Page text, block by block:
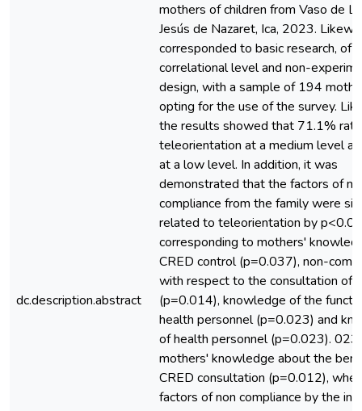
dc.description.abstract
mothers of children from Vaso de
Jesús de Nazaret, Ica, 2023.
corresponded to basic research, of
correlational level and non-
design, with a sample of 194
opting for the use of the survey.
the results showed that 71.1%
teleorientation at a medium level
at a low level. In addition, it was
demonstrated that the factors of
compliance from the family were
related to teleorientation by
corresponding to mothers'
CRED control (p=0.037), non-
with respect to the consultation of
(p=0.014), knowledge of the
health personnel (p=0.023) and
of health personnel (p=0.023).
mothers' knowledge about the
CRED consultation (p=0.012),
factors of non compliance by the